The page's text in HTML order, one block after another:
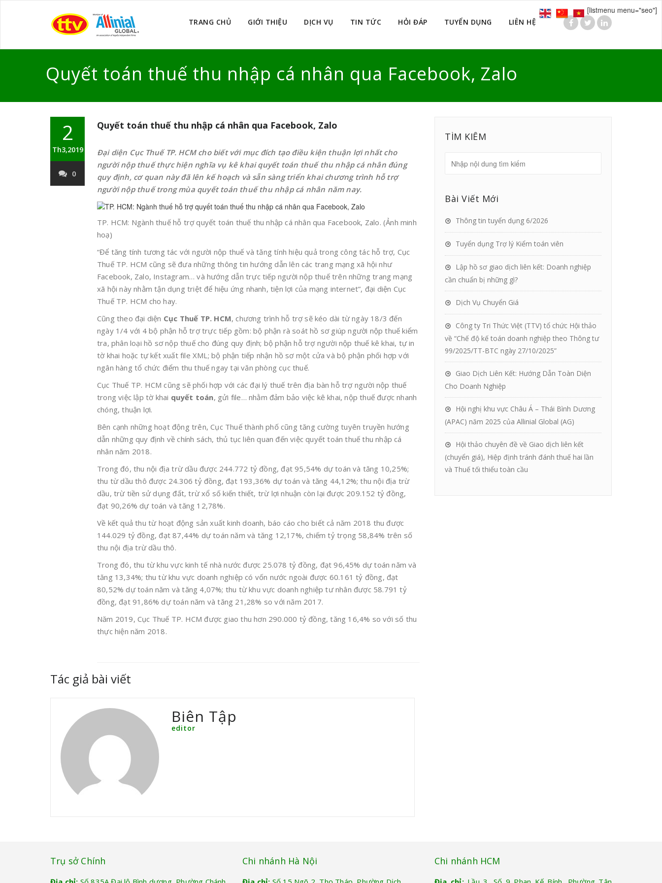
TRANG CHỦ GIỚI THIỆU DỊCH VỤ TIN TỨC HỎI ĐÁP TUYỂN DỤNG LIÊN HỆ
Quyết toán thuế thu nhập cá nhân qua Facebook, Zalo
2
Th3,2019
0
Quyết toán thuế thu nhập cá nhân qua Facebook, Zalo
Đại diện Cục Thuế TP. HCM cho biết với mục đích tạo điều kiện thuận lợi nhất cho
người nộp thuế thực hiện nghĩa vụ kê khai quyết toán thuế thu nhập cá nhân đúng
quy định, cơ quan này đã lên kế hoạch và sẵn sàng triển khai chương trình hỗ trợ
người nộp thuế trong mùa quyết toán thuế thu nhập cá nhân năm nay.
TP. HCM: Ngành thuế hỗ trợ quyết toán thuế thu nhập cá nhân qua Facebook, Zalo. (Ảnh minh
hoạ)
“Để tăng tính tương tác với người nộp thuế và tăng tính hiệu quả trong công tác hỗ trợ, Cục
Thuế TP. HCM cũng sẽ đưa những thông tin hướng dẫn lên các trang mạng xã hội như
Facebook, Zalo, Instagram… và hướng dẫn trực tiếp người nộp thuế trên những trang mạng
xã hội này nhằm tận dụng triệt để hiệu ứng nhanh, tiện lợi của mạng internet”, đại diện Cục
Thuế TP. HCM cho hay.
Cũng theo đại diện Cục Thuế TP. HCM, chương trình hỗ trợ sẽ kéo dài từ ngày 18/3 đến
ngày 1/4 với 4 bộ phận hỗ trợ trực tiếp gồm: bộ phận rà soát hồ sơ giúp người nộp thuế kiểm
tra, phân loại hồ sơ nộp thuế cho đúng quy định; bộ phận hỗ trợ người nộp thuế kê khai, tự in
tờ khai hoặc tự kết xuất file XML; bộ phận tiếp nhận hồ sơ một cửa và bộ phận phối hợp với
ngân hàng tổ chức điểm thu thuế ngay tại văn phòng cục thuế.
Cục Thuế TP. HCM cũng sẽ phối hợp với các đại lý thuế trên địa bàn hỗ trợ người nộp thuế
trong việc lập tờ khai quyết toán, gửi file… nhằm đảm bảo việc kê khai, nộp thuế được nhanh
chóng, thuận lợi.
Bên cạnh những hoạt động trên, Cục Thuế thành phố cũng tăng cường tuyên truyền hướng
dẫn những quy định về chính sách, thủ tục liên quan đến việc quyết toán thuế thu nhập cá
nhân năm 2018.
Trong đó, thu nội địa trừ dầu được 244.772 tỷ đồng, đạt 95,54% dự toán và tăng 10,25%;
thu từ dầu thô được 24.306 tỷ đồng, đạt 193,36% dự toán và tăng 44,12%; thu nội địa trừ
dầu, trừ tiền sử dụng đất, trừ xổ số kiến thiết, trừ lợi nhuận còn lại được 209.152 tỷ đồng,
đạt 90,26% dự toán và tăng 12,78%.
Về kết quả thu từ hoạt động sản xuất kinh doanh, báo cáo cho biết cả năm 2018 thu được
144.029 tỷ đồng, đạt 87,44% dự toán năm và tăng 12,17%, chiếm tỷ trọng 58,84% trên số
thu nội địa trừ dầu thô.
Trong đó, thu từ khu vực kinh tế nhà nước được 25.078 tỷ đồng, đạt 96,45% dự toán năm và
tăng 13,34%; thu từ khu vực doanh nghiệp có vốn nước ngoài được 60.161 tỷ đồng, đạt
80,52% dự toán năm và tăng 4,07%; thu từ khu vực doanh nghiệp tư nhân được 58.791 tỷ
đồng, đạt 91,86% dự toán năm và tăng 21,28% so với năm 2017.
Năm 2019, Cục Thuế TP. HCM được giao thu hơn 290.000 tỷ đồng, tăng 16,4% so với số thu
thực hiện năm 2018.
Tác giả bài viết
Biên Tập
editor
TÌM KIẾM
Bài Viết Mới
Thông tin tuyển dụng 6/2026
Tuyển dụng Trợ lý Kiểm toán viên
Lập hồ sơ giao dịch liên kết: Doanh nghiệp
cần chuẩn bị những gì?
Dịch Vụ Chuyển Giá
Công ty Tri Thức Việt (TTV) tổ chức Hội thảo
về “Chế độ kế toán doanh nghiệp theo Thông tư
99/2025/TT-BTC ngày 27/10/2025”
Giao Dịch Liên Kết: Hướng Dẫn Toàn Diện
Cho Doanh Nghiệp
Hội nghị khu vực Châu Á – Thái Bình Dương
(APAC) năm 2025 của Allinial Global (AG)
Hội thảo chuyên đề về Giao dịch liên kết
(chuyển giá), Hiệp định tránh đánh thuế hai lần
và Thuế tối thiểu toàn cầu
Trụ sở Chính Chi nhánh Hà Nội Chi nhánh HCM
[listmenu menu="seo"]